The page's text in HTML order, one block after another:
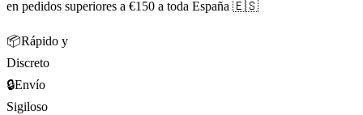
en pedidos superiores a €150 a toda España 🇪🇸
📦Rápido y
Discreto
🔒Envío
Sigiloso